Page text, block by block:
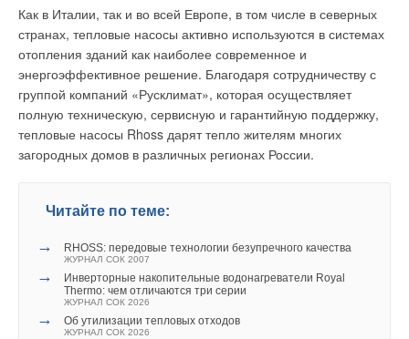
Как в Италии, так и во всей Европе, в том числе в северных
странах, тепловые насосы активно используются в системах
отопления зданий как наиболее современное и
энергоэффективное решение. Благодаря сотрудничеству с
группой компаний «Русклимат», которая осуществляет
полную техническую, сервисную и гарантийную поддержку,
тепловые насосы Rhoss дарят тепло жителям многих
загородных домов в различных регионах России.
Читайте по теме:
→ RHOSS: передовые технологии безупречного качества
ЖУРНАЛ СОК 2007
→
Инверторные накопительные водонагреватели Royal
Thermo: чем отличаются три серии
ЖУРНАЛ СОК 2026
→ Об утилизации тепловых отходов
ЖУРНАЛ СОК 2026
участке происходит прогрев помещения от начальной
температуры до температуры уставки. При этом
температура уставки повышена на 1 °C при помощи
переключателя непосредственно на сервоприводе. Далее
идет поиск оптимального значения положения клапана и
выход на поддержание оптимальной температуры. В третей
зоне температура уставки снижается и сервопривод
полностью закрывает клапан для скорейшего снижения
Использование Valtec Equicalor (VEQ) позволяет
автоматическое управление системой отопления; создание
индивидуальных графиков регулирования температуры
воздуха для каждого помещения; энергосберегающий
алгоритм управления системой отопления; точность
регулирования благодаря функции компенсации